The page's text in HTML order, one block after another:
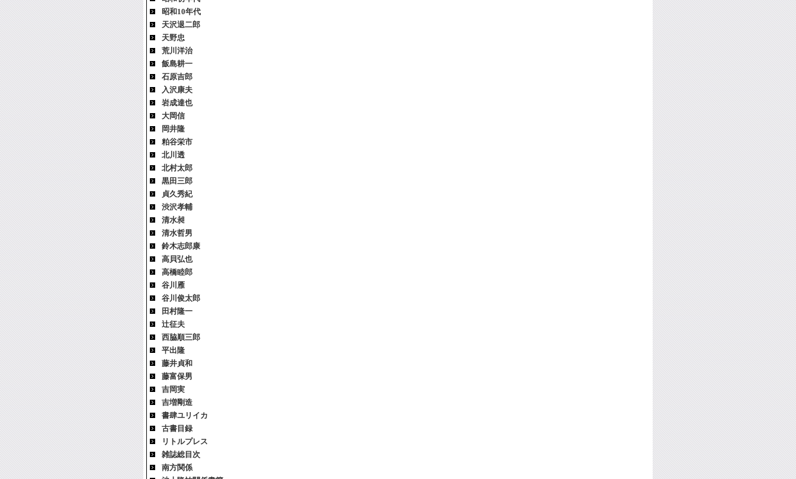
昭和10年代
天沢退二郎
天野忠
荒川洋治
飯島耕一
石原吉郎
入沢康夫
岩成達也
大岡信
岡井隆
粕谷栄市
北川透
北村太郎
黒田三郎
貞久秀紀
渋沢孝輔
清水昶
清水哲男
鈴木志郎康
高貝弘也
高橋睦郎
谷川雁
谷川俊太郎
田村隆一
辻征夫
西脇順三郎
平出隆
藤井貞和
藤富保男
吉岡実
吉増剛造
書肆ユリイカ
古書目録
リトルプレス
雑誌総目次
南方関係